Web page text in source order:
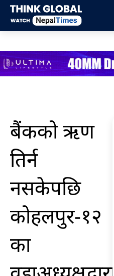
Skip
content
बैंकको ऋण
तिर्न
नसकेपछि
कोहलपुर-१२
का